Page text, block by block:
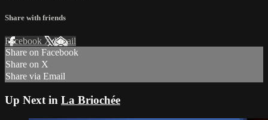
Share with friends
Facebook XEmail
Share on Facebook
Share on X
Share via Email
Up Next in La Briochée